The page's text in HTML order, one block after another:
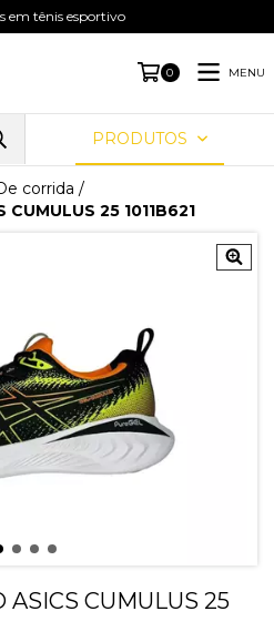
em tênis esportivo
0 MENU
PRODUTOS
corrida /
CUMULUS 25 1011B621
ASICS CUMULUS 25